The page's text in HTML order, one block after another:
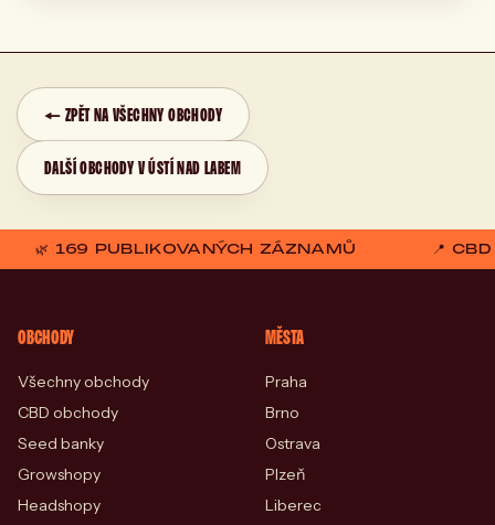
← ZPĚT NA VŠECHNY OBCHODY
DALŠÍ OBCHODY V ÚSTÍ NAD LABEM
🌿 169 PUBLIKOVANÝCH ZÁZNAMŮ 📍
OBCHODY
Všechny obchody
CBD obchody
Seed banky
Growshopy
Headshopy
MĚSTA
Praha
Brno
Ostrava
Plzeň
Liberec